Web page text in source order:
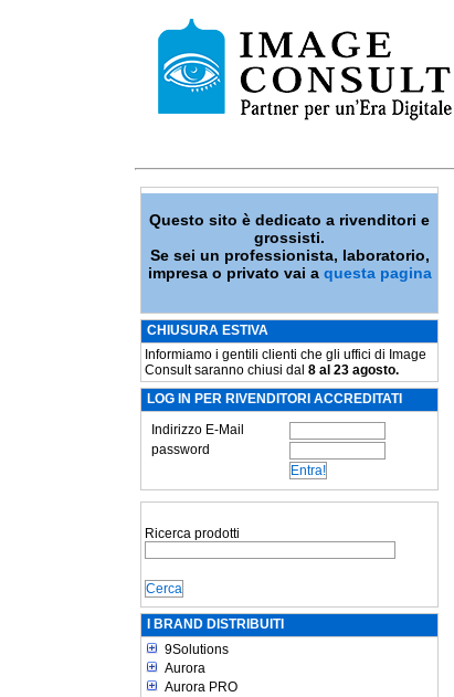
Questo sito è dedicato a rivenditori e
grossisti.
Se sei un professionista, laboratorio,
impresa o privato vai a questa pagina
CHIUSURA ESTIVA
Informiamo i gentili clienti che gli uffici di Image
Consult saranno chiusi dal 8 al 23 agosto.
LOG IN PER RIVENDITORI ACCREDITATI
Indirizzo E-Mail
password
Ricerca prodotti
I BRAND DISTRIBUITI
9Solutions
Aurora
Aurora PRO